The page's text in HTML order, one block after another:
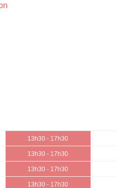
13h30 - 17h30
13h30 - 17h30
13h30 - 17h30
13h30 - 17h30